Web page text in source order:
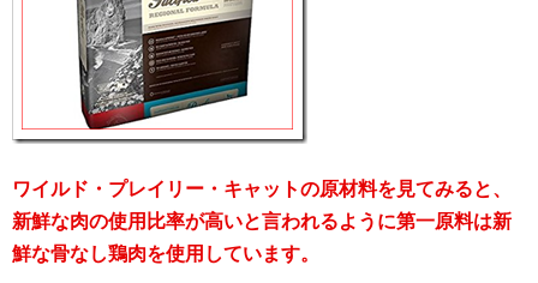
ワイルド・プレイリー・キャットの原材料を見てみると、
新鮮な肉の使用比率が高いと言われるように第一原料は新
鮮な骨なし鶏肉を使用しています。